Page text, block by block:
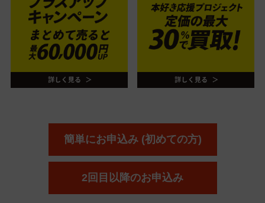
簡単にお申込み (初めての方)
2回目以降のお申込み